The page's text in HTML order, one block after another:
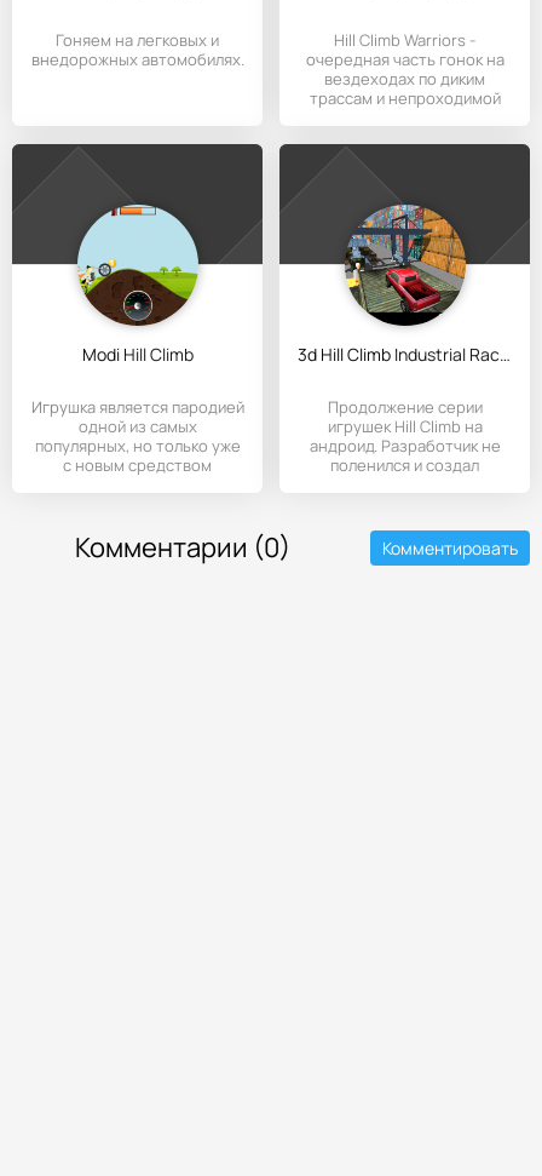
Гоняем на легковых и
внедорожных автомобилях.
Hill Climb Warriors -
очередная часть гонок на
вездеходах по диким
трассам и непроходимой
Modi Hill Climb
Игрушка является пародией
одной из самых
популярных, но только уже
с новым средством
3d Hill Climb Industrial Racing 2014
Продолжение серии
игрушек Hill Climb на
андроид. Разработчик не
поленился и создал
Комментарии (0) Комментировать